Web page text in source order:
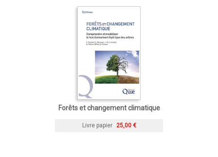
Forêts et changement climatique
Livre papier 25,00 €